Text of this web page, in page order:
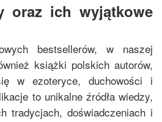
oraz ich wyjątkowe
bestsellerów, w naszej
książki polskich autorów,
w ezoteryce, duchowości i
to unikalne źródła wiedzy,
tradycjach, doświadczeniach i